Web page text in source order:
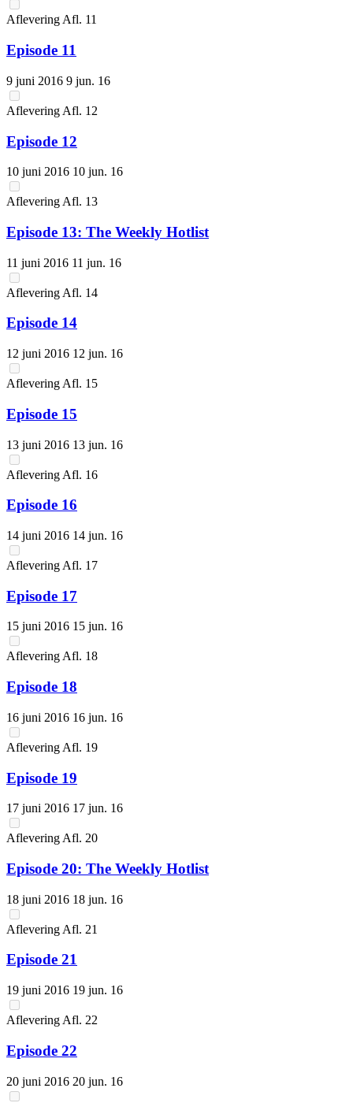
Aflevering Afl. 11
Episode 11
9 juni 2016 9 jun. 16
Aflevering Afl. 12
Episode 12
10 juni 2016 10 jun. 16
Aflevering Afl. 13
Episode 13: The Weekly Hotlist
11 juni 2016 11 jun. 16
Aflevering Afl. 14
Episode 14
12 juni 2016 12 jun. 16
Aflevering Afl. 15
Episode 15
13 juni 2016 13 jun. 16
Aflevering Afl. 16
Episode 16
14 juni 2016 14 jun. 16
Aflevering Afl. 17
Episode 17
15 juni 2016 15 jun. 16
AfleveringAfl. 18
Episode 18
16 juni 2016 16 jun. 16
Aflevering Afl. 19
Episode 19
17 juni 2016 17 jun. 16
Aflevering Afl. 20
Episode 20: The Weekly Hotlist
18 juni 2016 18 jun. 16
Aflevering Afl. 21
Episode 21
19 juni 2016 19 jun. 16
Aflevering Afl. 22
Episode 22
20 juni 2016 20 jun. 16